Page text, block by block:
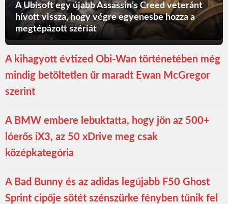
A Ubisoft egy újabb Assassin’s Creed veteránt
hívott vissza, hogy végre egyenesbe hozza a
megtépázott szériát
A kihagyott évtized Obi-Wan történetében még
mindig betöltetlen űr maradt Ewan McGregor
szerint
A BMW embere lebuktatta, hogy jön az 500+
lóerős iX3, az 50 xDrive meg csak
középkategória
A Bad Bunny és az adidas legújabb F50 Ghost
Sprint cipője sötét szénszürke fényben tűnik fel